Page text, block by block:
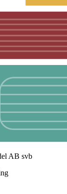
AB svb